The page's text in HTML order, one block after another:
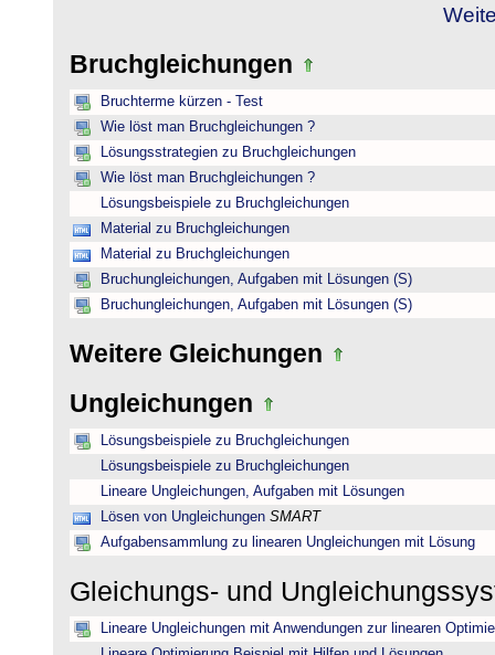
Bruchgleichungen
Bruchterme kürzen - Test
Wie löst man Bruchgleichungen ?
Lösungsstrategien zu Bruchgleichungen
Wie löst man Bruchgleichungen ?
Lösungsbeispiele zu Bruchgleichungen
Material zu Bruchgleichungen
Material zu Bruchgleichungen
Bruchungleichungen, Aufgaben mit Lösungen (S)
Bruchungleichungen, Aufgaben mit Lösungen (S)
Weitere Gleichungen
Ungleichungen
Lösungsbeispiele zu Bruchgleichungen
Lösungsbeispiele zu Bruchgleichungen
Lineare Ungleichungen, Aufgaben mit Lösungen
Lösen von Ungleichungen SMART
Aufgabensammlung zu linearen Ungleichungen mit Lösung
Gleichungs- und
Lineare Ungleichungen mit Anwendungen zur linearen